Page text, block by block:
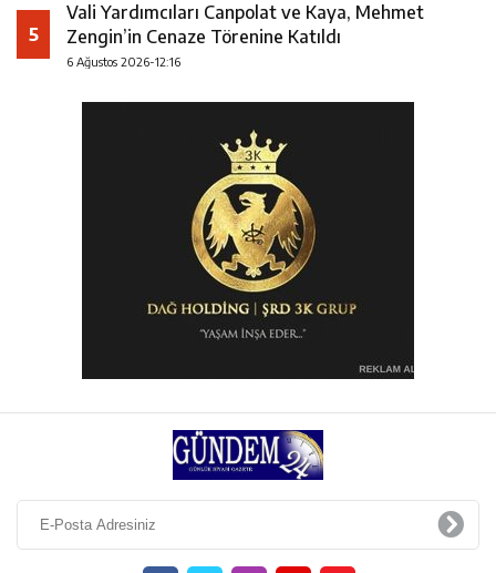
5
Vali Yardımcıları Canpolat ve Kaya, Mehmet
Zengin’in Cenaze Törenine Katıldı
6 Ağustos 2026-12:16